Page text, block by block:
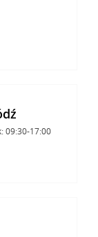
09:30-17:00